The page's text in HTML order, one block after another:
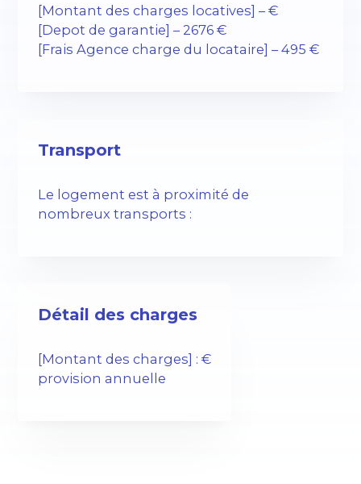
[Montant des charges locatives] – €
[Depot de garantie] – 2676 €
[Frais Agence charge du locataire] – 495 €
Transport
Le logement est à proximité de
nombreux transports :
Détail des charges
[Montant des charges] : €
provision annuelle